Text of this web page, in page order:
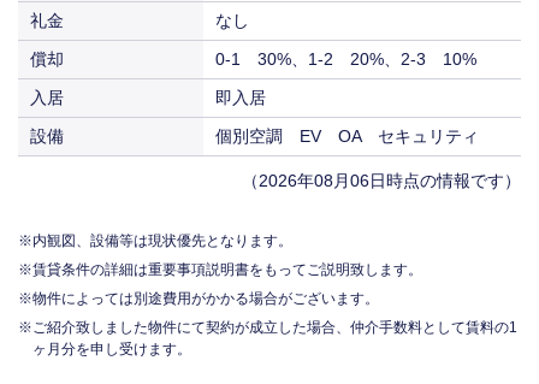
礼金
なし
償却
0-1 30%、1-2 20%、2-3 10%
入居
即入居
設備
個別空調 EV OA セキュリティ
（2026年08月06日時点の情報です）
内観図、設備等は現状優先となります。
賃貸条件の詳細は重要事項説明書をもってご説明致します。
物件によっては別途費用がかかる場合がございます。
ご紹介致しました物件にて契約が成立した場合、仲介手数料として賃料の1
ヶ月分を申し受けます。